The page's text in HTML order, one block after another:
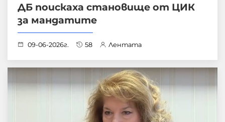
ДБ поискаха становище от ЦИК
за мандатите
09-06-2026г. 58 Лентата